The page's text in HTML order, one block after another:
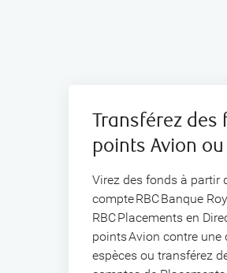
Transférez des
points Avion
Virez des fonds à partir
compte RBC Banque
RBC Placements en
points Avion contre une
espèces ou transférez